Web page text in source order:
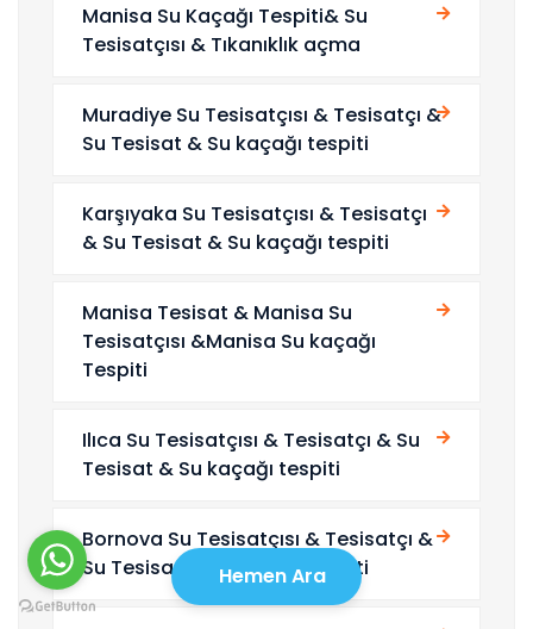
Manisa Su Kaçağı Tespiti& Su
Tesisatçısı & Tıkanıklık açma
Muradiye Su Tesisatçısı & Tesisatçı &
Su Tesisat & Su kaçağı tespiti
Karşıyaka Su Tesisatçısı & Tesisatçı
& Su Tesisat & Su kaçağı tespiti
Manisa Tesisat & Manisa Su
Tesisatçısı &Manisa Su kaçağı
Tespiti
Ilıca Su Tesisatçısı & Tesisatçı & Su
Tesisat & Su kaçağı tespiti
Bornova Su Tesisatçısı & Tesisatçı &
Su Tesisat & Su kaçağı tespiti
Hemen Ara